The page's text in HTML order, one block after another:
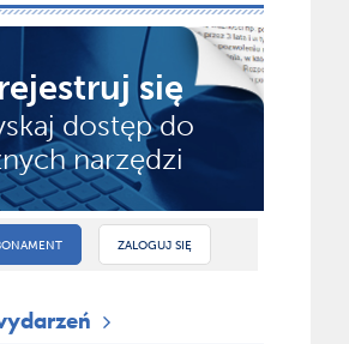
się
dostęp do
narzędzi
ZALOGUJ SIĘ